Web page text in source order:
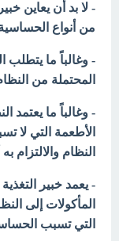
- لا بد أن يعاين
من أنواع
- وغالباً ما
المحتملة من
- وغالباً ما يعتمد
الأطعمة التي لا
النظام والالتزام
- يعمد خبير
المأكولات إلى
التي تسبب